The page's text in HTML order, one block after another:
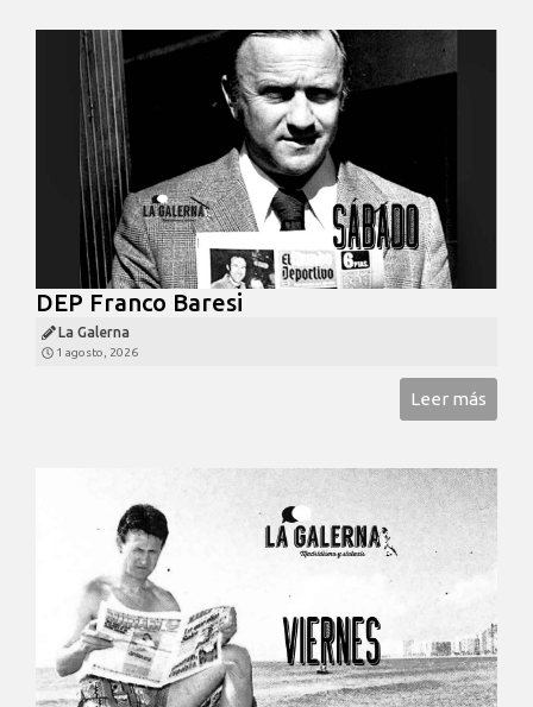
DEP Franco Baresi
La Galerna
1 agosto, 2026
Leer más